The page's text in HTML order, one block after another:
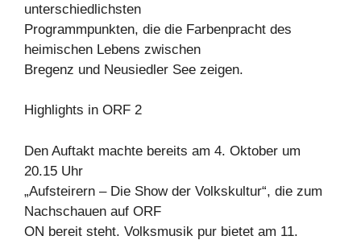
unterschiedlichsten
Programmpunkten, die die Farbenpracht des
heimischen Lebens zwischen
Bregenz und Neusiedler See zeigen.
Highlights in ORF 2
Den Auftakt machte bereits am 4. Oktober um
20.15 Uhr
„Aufsteirern – Die Show der Volkskultur“, die zum
Nachschauen auf ORF
ON bereit steht. Volksmusik pur bietet am 11.